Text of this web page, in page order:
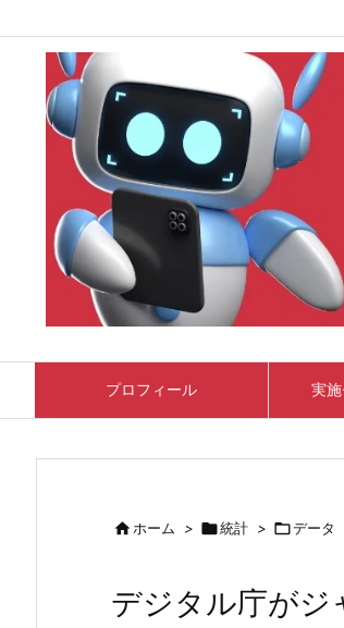
プロフィール 実
ホーム > 統計 > データ
デジタル庁がジ